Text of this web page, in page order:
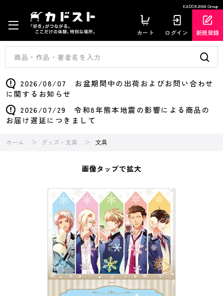
KADOKAWA Group
カート ログイン 新規登録
2026/08/07 お盆期間中の出荷およびお問い合わせ
に関するお知らせ
2026/07/29 令和8年熊本地震の影響による商品の
お届け遅延につきまして
ホーム グッズ・文具 文具
画像タップで拡大